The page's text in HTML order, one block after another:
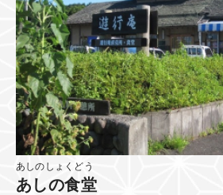
あしのしょくどう
あしの食堂